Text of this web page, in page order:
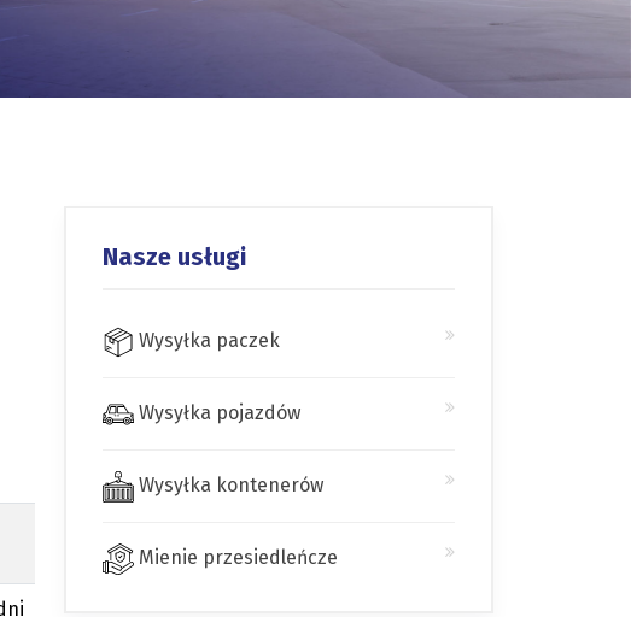
Nasze usługi
Wysyłka paczek
Wysyłka pojazdów
Wysyłka kontenerów
Mienie przesiedleńcze